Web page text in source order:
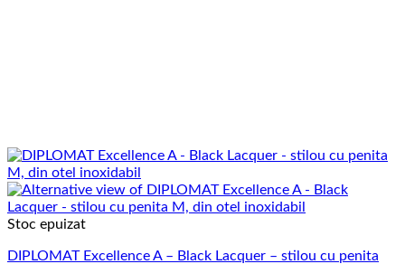
Stoc epuizat
DIPLOMAT Excellence A – Black Lacquer – stilou cu penita